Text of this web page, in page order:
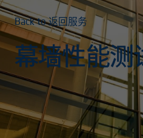
Back to 返回服务
幕墙性能测